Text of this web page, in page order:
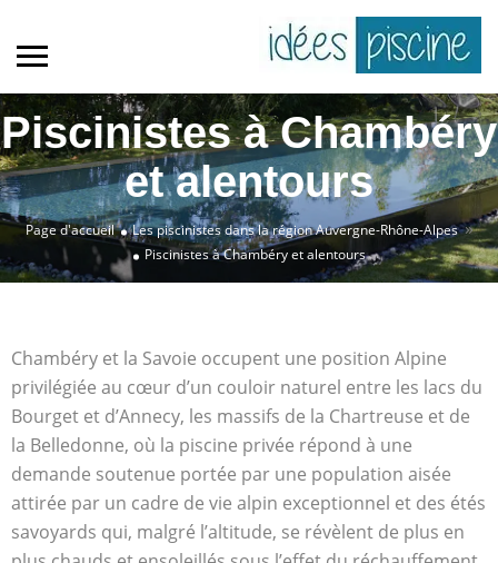
Piscinistes à Chambéry
et alentours
Page d'accueil Les piscinistes dans la région Auvergne-Rhône-Alpes»
Piscinistes à Chambéry et alentours
Chambéry et la Savoie occupent une position Alpine
privilégiée au cœur d’un couloir naturel entre les lacs du
Bourget et d’Annecy, les massifs de la Chartreuse et de
la Belledonne, où la piscine privée répond à une
demande soutenue portée par une population aisée
attirée par un cadre de vie alpin exceptionnel et des étés
savoyards qui, malgré l’altitude, se révèlent de plus en